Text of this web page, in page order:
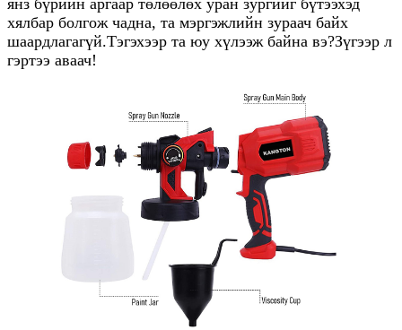
хялбар болгож чадна, та мэргэжлийн зураач байх
шаардлагагүй.Тэгэхээр та юу хүлээж байна вэ?Зүгээр л
гэртээ аваач!